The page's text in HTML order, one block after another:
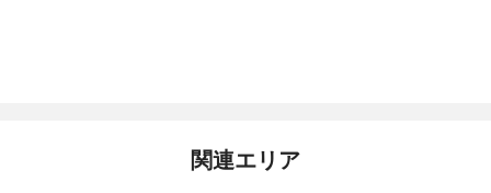
関連エリア